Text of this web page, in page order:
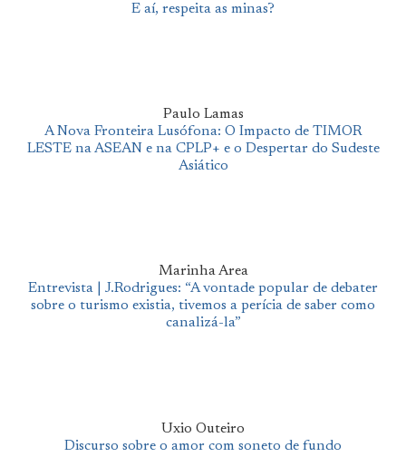
E aí, respeita as minas?
Paulo Lamas
A Nova Fronteira Lusófona: O Impacto de TIMOR
LESTE na ASEAN e na CPLP+ e o Despertar do Sudeste
Asiático
Marinha Area
Entrevista | J.Rodrigues: “A vontade popular de debater
sobre o turismo existia, tivemos a perícia de saber como
canalizá-la”
Uxio Outeiro
Discurso sobre o amor com soneto de fundo